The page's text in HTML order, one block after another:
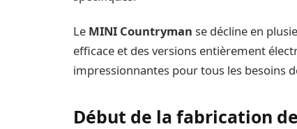
Le MINI Countryman se décline en
efficace et des versions entièrement
impressionnantes pour tous les besoins
Début de la fabrication